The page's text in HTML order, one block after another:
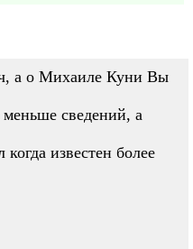
а о Михаиле Куни Вы
сведений, а
известен более